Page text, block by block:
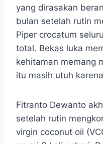
yang dirasakan
bulan setelah rutin
Piper crocatum
total. Bekas luka
kehitaman memang
itu masih utuh
Fitranto Dewanto
setelah rutin
virgin coconut oil